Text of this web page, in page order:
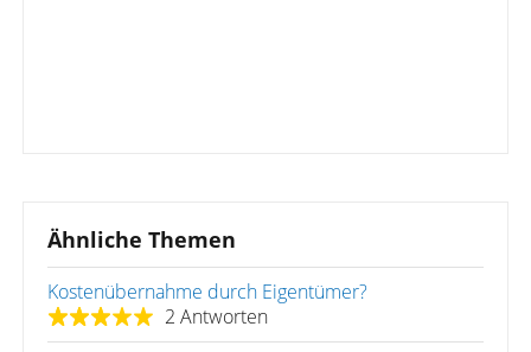
Ähnliche Themen
Kostenübernahme durch Eigentümer?
2 Antworten